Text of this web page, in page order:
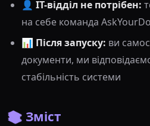
👤 IT-відділ не потрібен:
на себе команда
📊 Після запуску: ви
документи, ми
стабільність системи
📚 Зміст